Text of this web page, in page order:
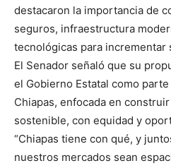
destacaron la importancia de
seguros, infraestructura
tecnológicas para incrementar
El Senador señaló que su
el Gobierno Estatal como parte
Chiapas, enfocada en
sostenible, con equidad y
“Chiapas tiene con qué, y
nuestros mercados sean